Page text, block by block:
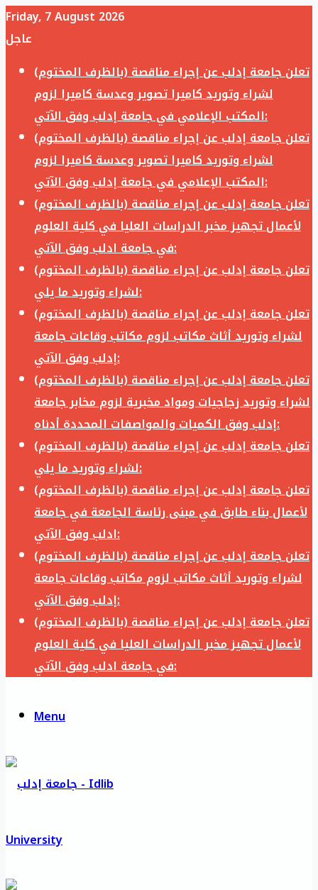
Friday, 7 August 2026
عاجل
تعلن جامعة إدلب عن إجراء مناقصة (بالظرف المختوم)
لشراء وتوريد كاميرا تصوير وعدسة كاميرا لزوم
المكتب الإعلامي في جامعة إدلب وفق الآتي:
تعلن جامعة إدلب عن إجراء مناقصة (بالظرف المختوم)
لشراء وتوريد كاميرا تصوير وعدسة كاميرا لزوم
المكتب الإعلامي في جامعة إدلب وفق الآتي:
تعلن جامعة إدلب عن إجراء مناقصة (بالظرف المختوم)
لأعمال تجهيز مخبر الدراسات العليا في كلية العلوم
في جامعة ادلب وفق الآتي:
تعلن جامعة إدلب عن إجراء مناقصة (بالظرف المختوم)
لشراء وتوريد ما يلي:
تعلن جامعة إدلب عن إجراء مناقصة (بالظرف المختوم)
لشراء وتوريد أثاث مكاتب لزوم مكاتب وقاعات جامعة
إدلب وفق الآتي:
تعلن جامعة إدلب عن إجراء مناقصة (بالظرف المختوم)
لشراء وتوريد زجاجيات ومواد مخبرية لزوم مخابر جامعة
إدلب وفق الكميات والمواصفات المحددة أدناه:
تعلن جامعة إدلب عن إجراء مناقصة (بالظرف المختوم)
لشراء وتوريد ما يلي:
تعلن جامعة إدلب عن إجراء مناقصة (بالظرف المختوم)
لأعمال بناء طابق في مبنى رئاسة الجامعة في جامعة
ادلب وفق الآتي:
تعلن جامعة إدلب عن إجراء مناقصة (بالظرف المختوم)
لشراء وتوريد أثاث مكاتب لزوم مكاتب وقاعات جامعة
إدلب وفق الآتي:
تعلن جامعة إدلب عن إجراء مناقصة (بالظرف المختوم)
لأعمال تجهيز مخبر الدراسات العليا في كلية العلوم
في جامعة ادلب وفق الآتي:
Menu